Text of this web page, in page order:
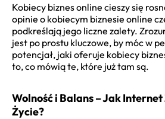
Kobiecy biznes online cieszy się
opinie o kobiecym biznesie online
podkreślają jego liczne zalety.
jest po prostu kluczowe, by móc w
potencjał, jaki oferuje kobiecy
to, co mówią te, które już tam są.
Wolność i Balans – Jak
Życie?